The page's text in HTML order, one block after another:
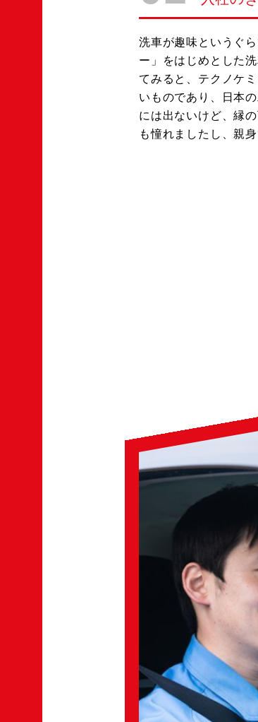
洗車が趣味というぐ
ー」をはじめとした
てみると、テクノケ
いものであり、日本
には出ないけど、縁
も憧れましたし、親